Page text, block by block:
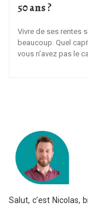
50 ans ?
Vivre de ses rentes
beaucoup. Quel
vous n’avez pas le
Salut, c’est Nicolas,